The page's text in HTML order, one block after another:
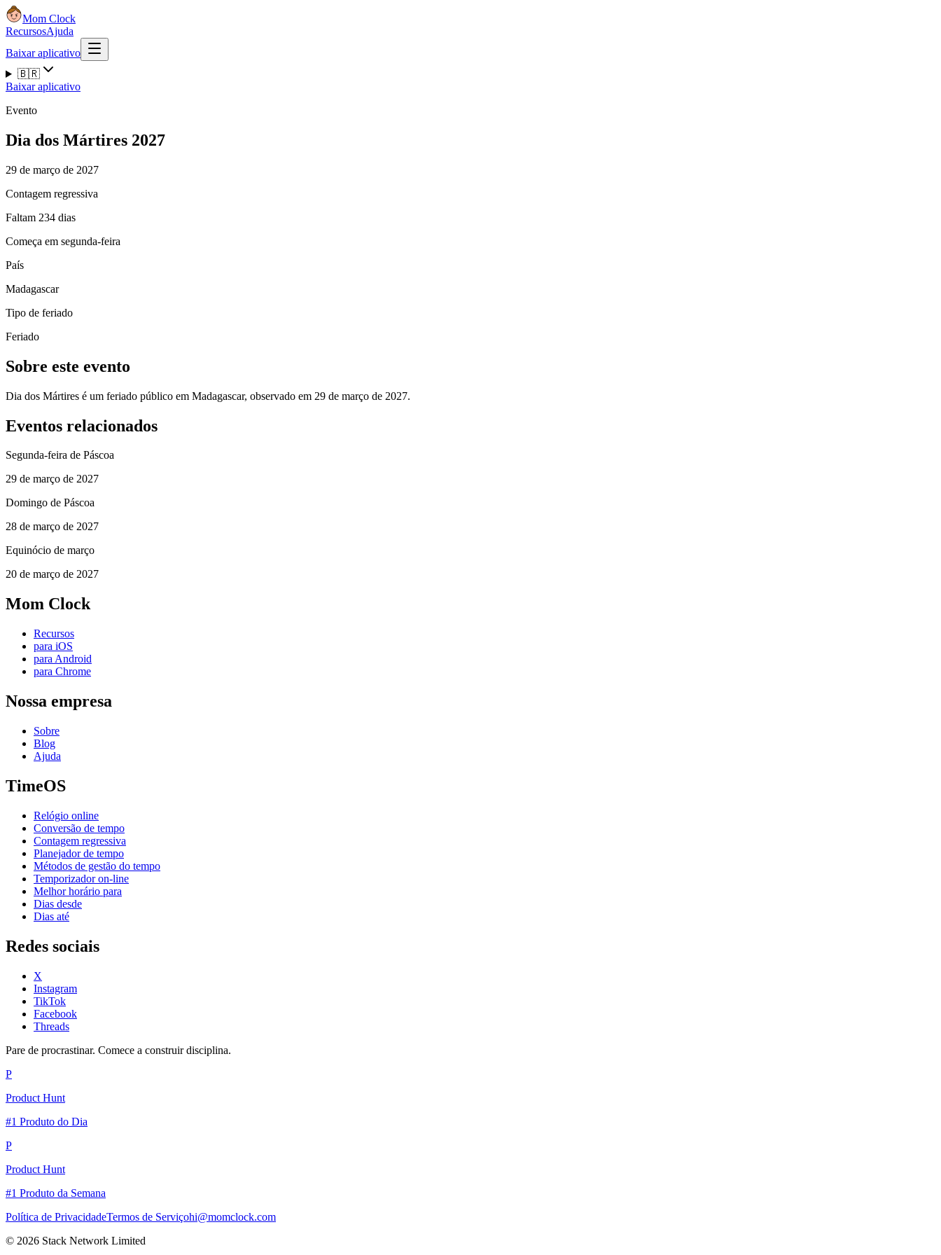
Mom Clock
RecursosAjuda
Baixar aplicativo
🇧🇷
Baixar aplicativo
Evento
Dia dos Mártires 2027
29 de março de 2027
Contagem regressiva
Faltam 234 dias
Começa em segunda-feira
País
Madagascar
Tipo de feriado
Feriado
Sobre este evento
Dia dos Mártires é um feriado público em Madagascar, observado em 29 de março de 2027.
Eventos relacionados
Segunda-feira de Páscoa
29 de março de 2027
Domingo de Páscoa
28 de março de 2027
Equinócio de março
20 de março de 2027
Mom Clock
Recursos
para iOS
para Android
para Chrome
Nossa empresa
Sobre
Blog
Ajuda
TimeOS
Relógio online
Conversão de tempo
Contagem regressiva
Planejador de tempo
Métodos de gestão do tempo
Temporizador on-line
Melhor horário para
Dias desde
Dias até
Redes sociais
X
Instagram
TikTok
Facebook
Threads
Pare de procrastinar. Comece a construir disciplina.
P
Product Hunt
#1 Produto do Dia
P
Product Hunt
#1 Produto da Semana
Política de PrivacidadeTermos de Serviçohi@momclock.com
© 2026 Stack Network Limited